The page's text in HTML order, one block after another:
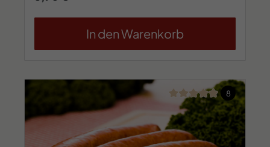
In den Warenkorb
Durchschnittliche
8